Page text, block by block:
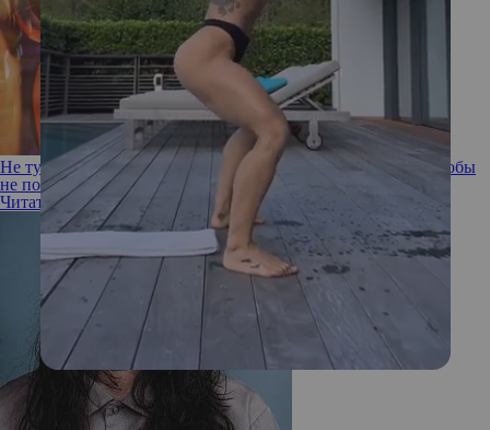
Не тускло: когда и как мыть волосы после окрашивания, чтобы
не потерять цвет
Читать полностью